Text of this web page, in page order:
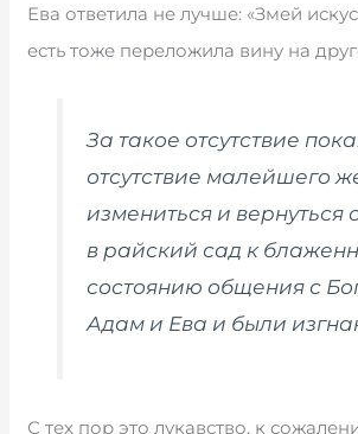
Ева ответила не лучше: «Змей
есть тоже переложила вину на
За такое отсутствие
отсутствие малейшего
измениться и вернуться
в райский сад к
состоянию общения с
Адам и Ева и были
С тех пор это лукавство, к